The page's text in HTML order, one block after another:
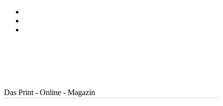
Das Print - Online - Magazin